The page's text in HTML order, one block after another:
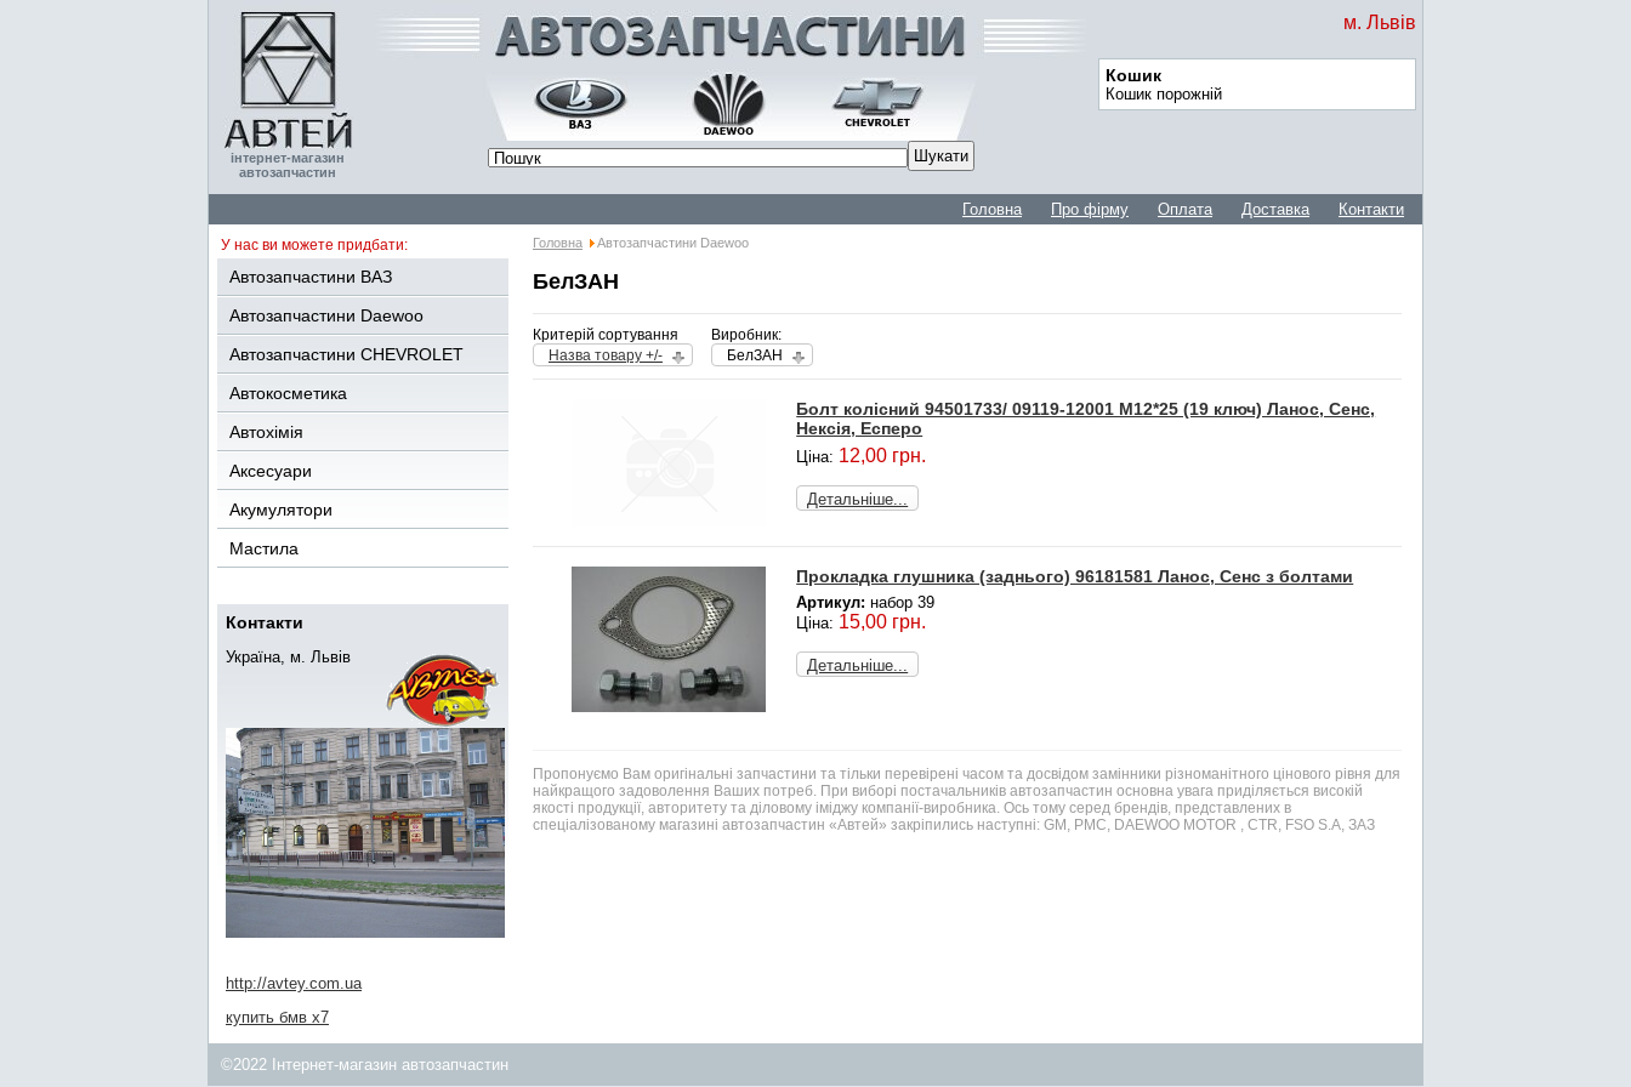
інтернет-магазин
автозапчастин
м. Львів
Кошик
Кошик порожній
Головна Про фірму Оплата Доставка Контакти
У нас ви можете придбати:
Автозапчастини ВАЗ
Автозапчастини Daewoo
Автозапчастини CHEVROLET
Автокосметика
Автохімія
Аксесуари
Акумулятори
Мастила
Контакти
Україна, м. Львів
http://avtey.com.ua
купить бмв x7
Головна Автозапчастини Daewoo
БелЗАН
Критерій сортування
Назва товару +/-
Виробник:
БелЗАН
Болт колісний 94501733/ 09119-12001 M12*25 (19 ключ) Ланос, Сенс,
Нексія, Есперо
Ціна: 12,00 грн.
Детальніше...
Прокладка глушника (заднього) 96181581 Ланос, Сенс з болтами
Артикул: набор 39
Ціна: 15,00 грн.
Детальніше...
Пропонуємо Вам оригінальні запчастини та тільки перевірені часом та досвідом замінники різноманітного цінового рівня для
найкращого задоволення Ваших потреб. При виборі постачальників автозапчастин основна увага приділяється високій
якості продукції, авторитету та діловому іміджу компанії-виробника. Ось тому серед брендів, представлених в
спеціалізованому магазині автозапчастин «Автей» закріпились наступні: GM, PMC, DAEWOO MOTOR , CTR, FSO S.A, ЗАЗ
©2022 Інтернет-магазин автозапчастин